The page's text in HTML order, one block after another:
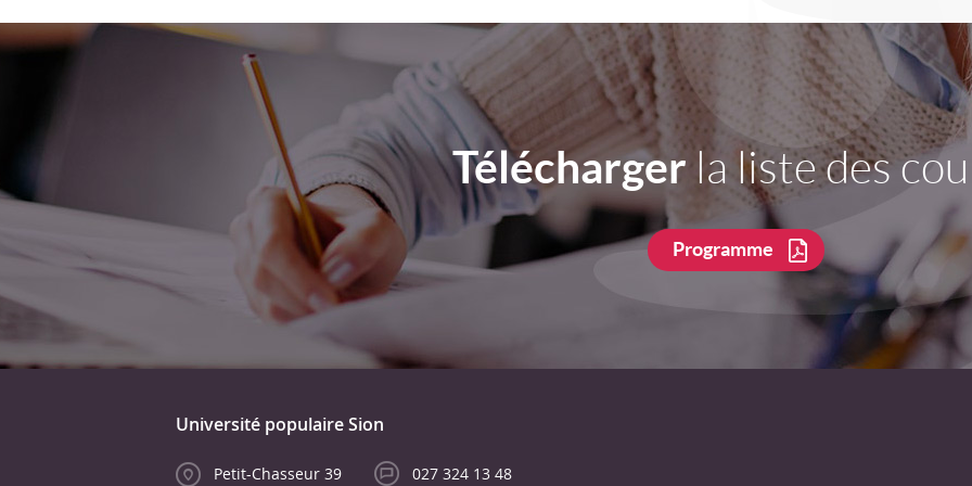
Télécharger la liste des
Programme
Université populaire Sion
Petit-Chasseur 39 027 324 13 48